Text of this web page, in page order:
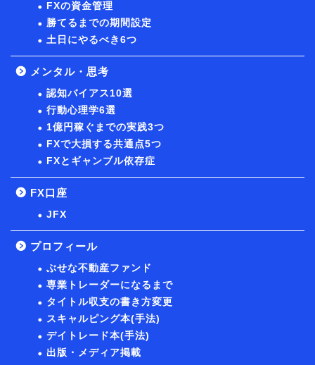
FXの資金管理
勝てるまでの期間設定
土日にやるべき6つ
メンタル・思考
認知バイアス10選
行動心理学6選
1億円稼ぐまでの実践3つ
FXで大損する共通点5つ
FXとギャンブル依存症
FX口座
JFX
プロフィール
ぶせな不動産ファンド
専業トレーダーになるまで
タイトル収支の書き方変更
スキャルピング本(手法)
デイトレード本(手法)
出版・メディア掲載